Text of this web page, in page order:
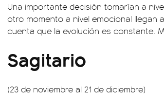
Una importante decisión tomarían a
otro momento a nivel emocional llegan
cuenta que la evolución es constante.
Sagitario
(23 de noviembre al 21 de diciembre)